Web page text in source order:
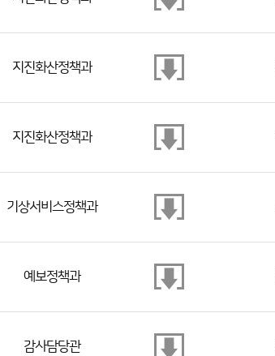
지진화산정책과
지진화산정책과
기상서비스정책과
예보정책과
감사담당관